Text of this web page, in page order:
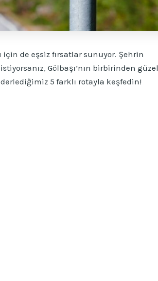
de eşsiz fırsatlar sunuyor. Şehrin
Gölbaşı’nın birbirinden güzel
5 farklı rotayla keşfedin!